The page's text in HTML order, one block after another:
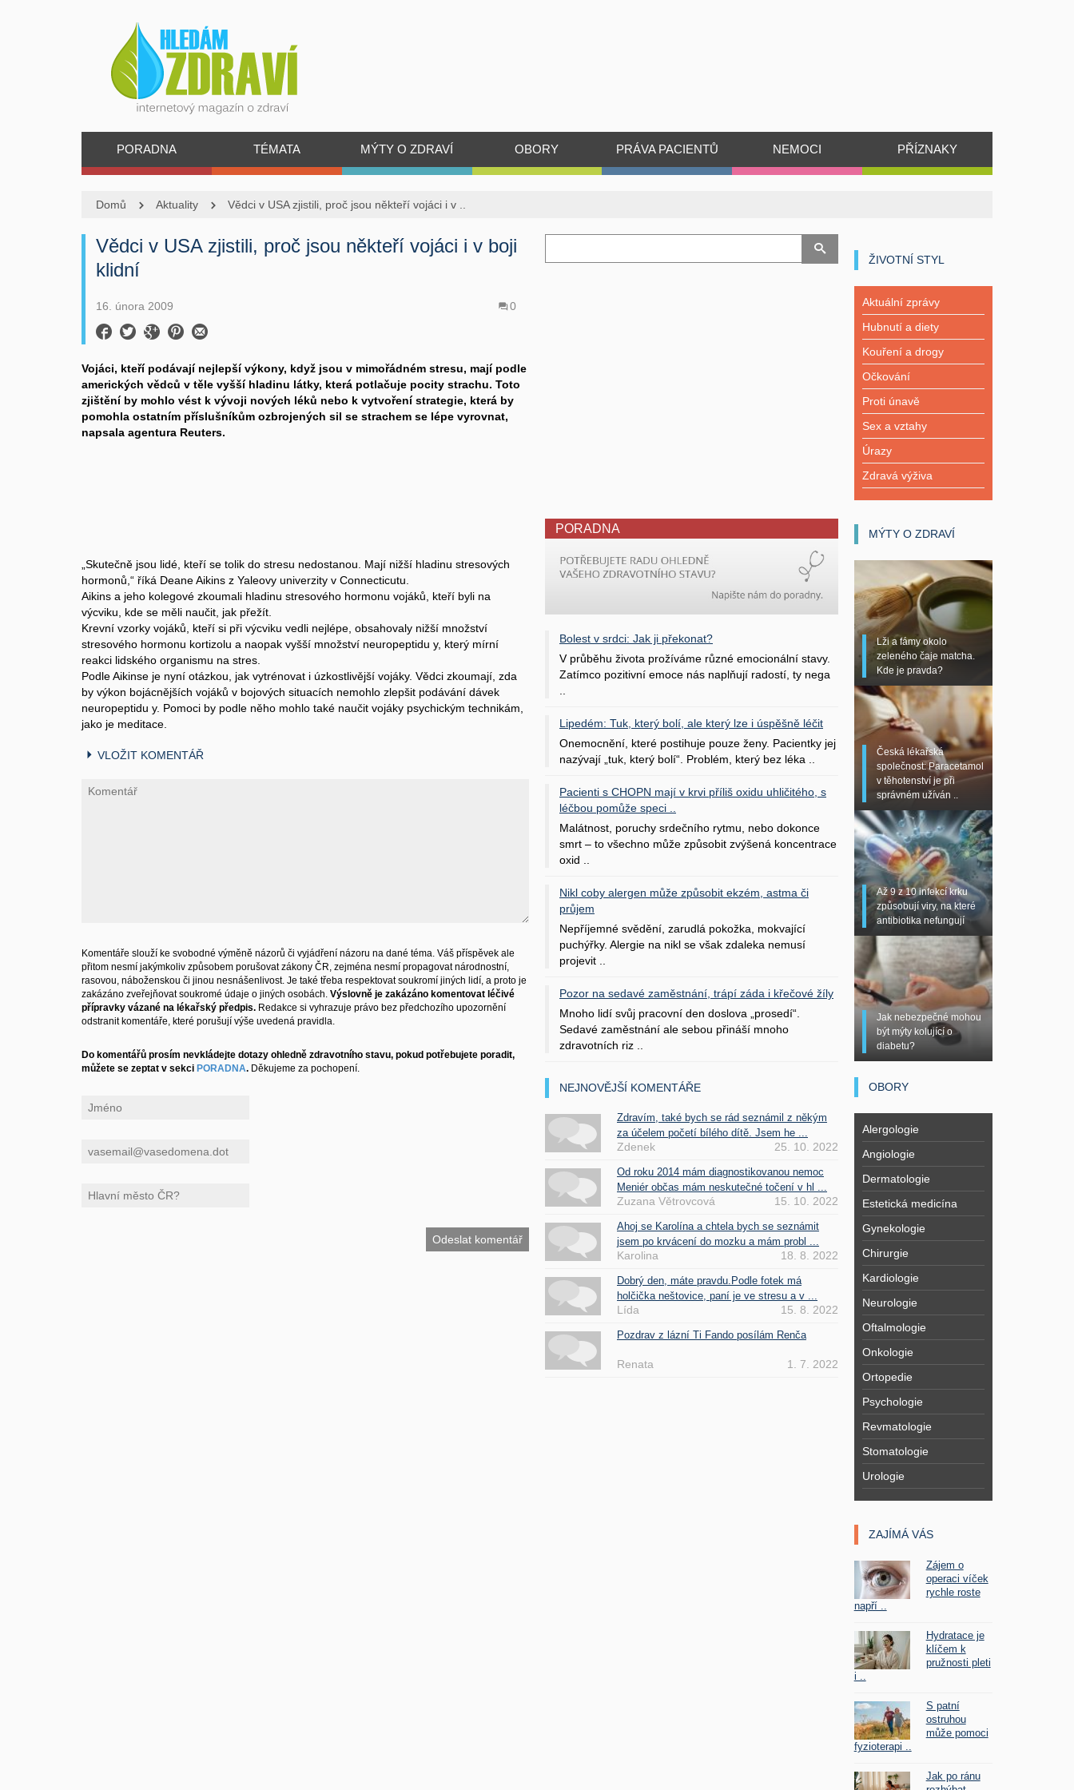
PORADNA TÉMATA MÝTY O ZDRAVÍ OBORY PRÁVA PACIENTŮ NEMOCI PŘÍZNAKY
Domů Aktuality Vědci v USA zjistili, proč jsou někteří vojáci i v ..
Vědci v USA zjistili, proč jsou někteří vojáci i v boji
klidní
16. února 2009 0
Vojáci, kteří podávají nejlepší výkony, když jsou v mimořádném stresu, mají podle
amerických vědců v těle vyšší hladinu látky, která potlačuje pocity strachu. Toto
zjištění by mohlo vést k vývoji nových léků nebo k vytvoření strategie, která by
pomohla ostatním příslušníkům ozbrojených sil se strachem se lépe vyrovnat,
napsala agentura Reuters.
„Skutečně jsou lidé, kteří se tolik do stresu nedostanou. Mají nižší hladinu stresových
hormonů,“ říká Deane Aikins z Yaleovy univerzity v Connecticutu.
Aikins a jeho kolegové zkoumali hladinu stresového hormonu vojáků, kteří byli na
výcviku, kde se měli naučit, jak přežít.
Krevní vzorky vojáků, kteří si při výcviku vedli nejlépe, obsahovaly nižší množství
stresového hormonu kortizolu a naopak vyšší množství neuropeptidu y, který mírní
reakci lidského organismu na stres.
Podle Aikinse je nyní otázkou, jak vytrénovat i úzkostlivější vojáky. Vědci zkoumají, zda
by výkon bojácnějších vojáků v bojových situacích nemohlo zlepšit podávání dávek
neuropeptidu y. Pomoci by podle něho mohlo také naučit vojáky psychickým technikám,
jako je meditace.
VLOŽIT KOMENTÁŘ
Komentáře slouží ke svobodné výměně názorů či vyjádření názoru na dané téma. Váš příspěvek ale
přitom nesmí jakýmkoliv způsobem porušovat zákony ČR, zejména nesmí propagovat národnostní,
rasovou, náboženskou či jinou nesnášenlivost. Je také třeba respektovat soukromí jiných lidí, a proto je
zakázáno zveřejňovat soukromé údaje o jiných osobách. Výslovně je zakázáno komentovat léčivé
přípravky vázané na lékařský předpis. Redakce si vyhrazuje právo bez předchozího upozornění
odstranit komentáře, které porušují výše uvedená pravidla.
Do komentářů prosím nevkládejte dotazy ohledně zdravotního stavu, pokud potřebujete poradit,
můžete se zeptat v sekci PORADNA. Děkujeme za pochopení.
PORADNA
Bolest v srdci: Jak ji překonat?
V průběhu života prožíváme různé emocionální stavy.
Zatímco pozitivní emoce nás naplňují radostí, ty nega
Lipedém: Tuk, který bolí, ale který lze i úspěšně léčit
Onemocnění, které postihuje pouze ženy. Pacientky jej
nazývají „tuk, který bolí“. Problém, který bez léka ..
Pacienti s CHOPN mají v krvi příliš oxidu uhličitého, s
léčbou pomůže speci ..
Malátnost, poruchy srdečního rytmu, nebo dokonce
smrt – to všechno může způsobit zvýšená koncentrace
oxid ..
Nikl coby alergen může způsobit ekzém, astma či
průjem
Nepříjemné svědění, zarudlá pokožka, mokvající
puchýřky. Alergie na nikl se však zdaleka nemusí
projevit ..
Pozor na sedavé zaměstnání, trápí záda i křečové žíly
Mnoho lidí svůj pracovní den doslova „prosedí“.
Sedavé zaměstnání ale sebou přináší mnoho
zdravotních riz ..
NEJNOVĚJŠÍ KOMENTÁŘE
Zdravím, také bych se rád seznámil z někým
za účelem početí bílého dítě. Jsem he ...
Zdenek 25. 10. 2022
Od roku 2014 mám diagnostikovanou nemoc
Meniér občas mám neskutečné točení v hl ...
Zuzana Větrovcová 15. 10. 2022
Ahoj se Karolína a chtela bych se seznámit
jsem po krvácení do mozku a mám probl ...
Karolina 18. 8. 2022
Dobrý den, máte pravdu.Podle fotek má
holčička neštovice, paní je ve stresu a v ...
Lída 15. 8. 2022
Pozdrav z lázní Ti Fando posílám Renča
Renata 1. 7. 2022
ŽIVOTNÍ STYL
Aktuální zprávy
Hubnutí a diety
Kouření a drogy
Očkování
Proti únavě
Sex a vztahy
Úrazy
Zdravá výživa
MÝTY O ZDRAVÍ
Lži a fámy okolo
zeleného čaje matcha.
Kde je pravda?
Česká lékařská
společnost: Paracetamol
v těhotenství je při
správném užíván ..
Až 9 z 10 infekcí krku
způsobují viry, na které
antibiotika nefungují
Jak nebezpečné mohou
být mýty kolující o
diabetu?
OBORY
Alergologie
Angiologie
Dermatologie
Estetická medicína
Gynekologie
Chirurgie
Kardiologie
Neurologie
Oftalmologie
Onkologie
Ortopedie
Psychologie
Revmatologie
Stomatologie
Urologie
ZAJÍMÁ VÁS
Zájem o
operaci víček
rychle roste
napří ..
Hydratace je
klíčem k
pružnosti pleti
i ..
S patní
ostruhou
může pomoci
fyzioterapi ..
Jak po ránu